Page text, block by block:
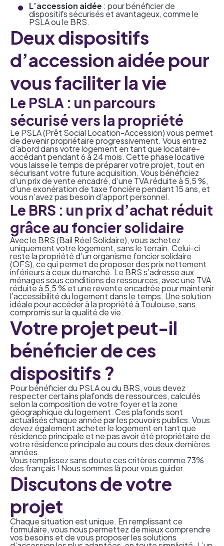
L’accession aidée : pour bénéficier de
dispositifs sécurisés et avantageux, comme le
PSLA ou le BRS.
Deux dispositifs
d’accession aidée pour
vous faciliter la vie
Le PSLA : un parcours
sécurisé vers la propriété
Le PSLA (Prêt Social Location-Accession) vous permet
de devenir propriétaire progressivement. Vous entrez
d’abord dans votre logement en tant que locataire-
accédant pendant 6 à 24 mois. Cette phase locative
vous laisse le temps de préparer votre projet, tout en
sécurisant votre future acquisition. Vous bénéficiez
d’un prix de vente encadré, d’une TVA réduite à 5,5 %,
d’une exonération de taxe foncière pendant 15 ans, et
vous n’avez pas besoin d’apport personnel.
Le BRS : un prix d’achat réduit
grâce au foncier solidaire
Avec le BRS (Bail Réel Solidaire), vous achetez
uniquement votre logement, sans le terrain. Celui-ci
reste la propriété d’un organisme foncier solidaire
(OFS), ce qui permet de proposer des prix nettement
inférieurs à ceux du marché. Le BRS s’adresse aux
ménages sous conditions de ressources, avec une TVA
réduite à 5,5 % et une revente encadrée pour maintenir
l’accessibilité du logement dans le temps. Une solution
idéale pour accéder à la propriété à Toulouse, sans
compromis sur la qualité de vie.
Votre projet peut-il
bénéficier de ces
dispositifs ?
Pour bénéficier du PSLA ou du BRS, vous devez
respecter certains plafonds de ressources, calculés
selon la composition de votre foyer et la zone
géographique du logement. Ces plafonds sont
actualisés chaque année par les pouvoirs publics. Vous
devez également acheter le logement en tant que
résidence principale et ne pas avoir été propriétaire de
votre résidence principale au cours des deux dernières
années.
Vous remplissez sans doute ces critères comme 73%
des français ! Nous sommes là pour vous guider.
Discutons de votre
projet
Chaque situation est unique. En remplissant ce
formulaire, vous nous permettez de mieux comprendre
vos besoins et de vous proposer les solutions